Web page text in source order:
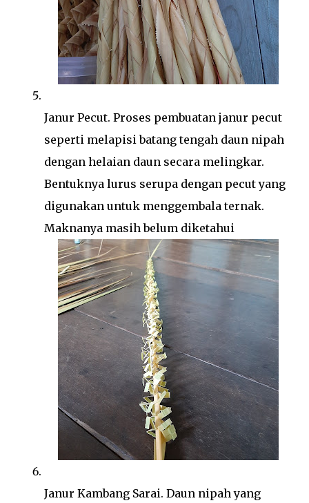
Janur Pecut. Proses pembuatan janur pecut
seperti melapisi batang tengah daun nipah
dengan helaian daun secara melingkar.
Bentuknya lurus serupa dengan pecut yang
digunakan untuk menggembala ternak.
Maknanya masih belum diketahui
Janur Kambang Sarai. Daun nipah yang